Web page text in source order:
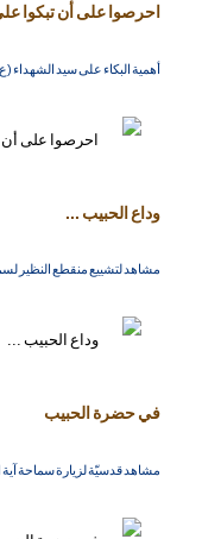
احرصوا على أن تبكوا
أهمية البكاء على سيد الشهداء (ع)
وداع الحبيب ...
مشاهد لتشييع منقطع النظير
في حضرة الحبيب
مشاهد قدسيّة لزيارة سماحة آية